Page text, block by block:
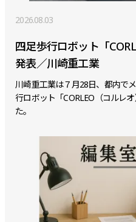
2026.08.03
四足歩行ロボット「
発表／川崎重工業
川崎重工業は７月28日、都内で
行ロボット「CORLEO（コルレ
た。